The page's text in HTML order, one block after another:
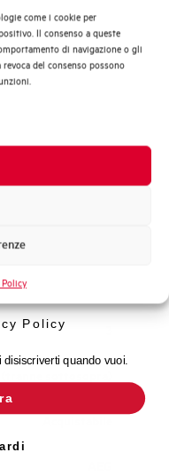
come i cookie per
Il consenso a queste
di navigazione o gli
del consenso possono
Policy
1…35 mm²
-25/+55 °C
di più?
novità di
Policy
quando vuoi.